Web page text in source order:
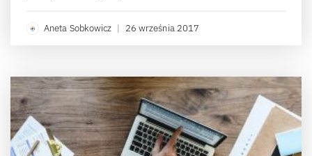
Aneta Sobkowicz | 26 września 2017